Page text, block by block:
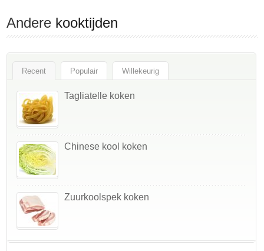
Andere kooktijden
Recent Populair Willekeurig
Tagliatelle koken
Chinese kool koken
Zuurkoolspek koken